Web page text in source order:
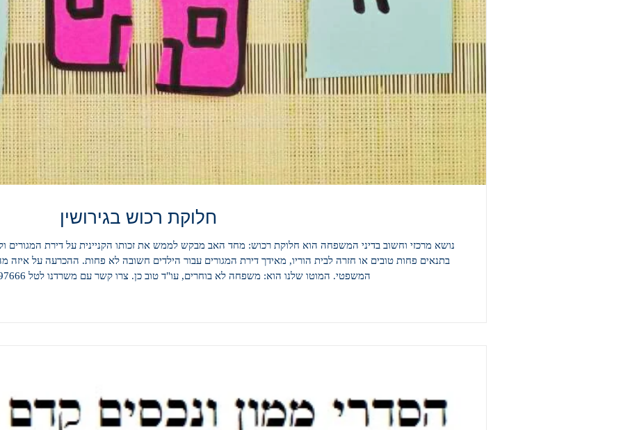
חלוקת רכוש בגירושין
נושא מרכזי וחשוב בדיני המשפחה הוא חלוקת רכוש: מחד האב מבקש לממש את זכותו הקניינית על דירת המגורים
בתנאים פחות טובים או חזרה לבית הוריו, מאידך דירת המגורים עבור הילדים חשובה לא פחות. ההכרעה על איזה
המשפטי. המוטו שלנו הוא: משפחה לא בוחרים, עו"ד טוב כן. צרו קשר עם משרדנו לטל 036297666 Gohar-law.com